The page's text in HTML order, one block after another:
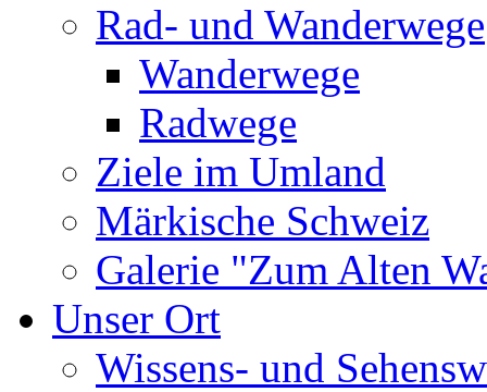
Rad- und Wanderwege
Wanderwege
Radwege
Ziele im Umland
Märkische Schweiz
Galerie "Zum Alten
Unser Ort
Wissens- und